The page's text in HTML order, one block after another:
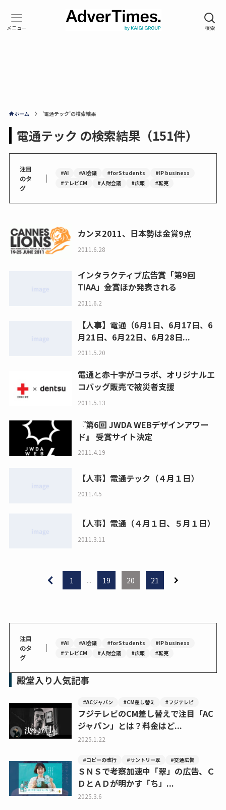
ホーム '電通テック'の検索結果
電通テック の検索結果（151件）
注目
のタ
グ
｜ #AI #AI会議 #forStudents
#IP business
#テレビCM
#人財会議 #広報 #転売
カンヌ2011、日本勢は金賞9点
2011.6.28
インタラクティブ広告賞「第9回
TIAA」金賞ほか発表される
2011.6.2
【人事】電通（6月1日、6月17日、6
月21日、6月22日、6月28日...
2011.5.20
電通と赤十字がコラボ、オリジナルエ
コバッグ販売で被災者支援
2011.5.13
『第6回 JWDA WEBデザインアワー
ド』 受賞サイト決定
2011.4.19
【人事】電通テック（４月１日）
2011.4.5
【人事】電通（４月１日、５月１日）
2011.3.11
1 ... 19 20 21
注目
のタ
グ
｜ #AI #AI会議 #forStudents
#IP business
#テレビCM
#人財会議 #広報 #転売
殿堂入り人気記事
#ACジャパン #CM差し替え #フジテレビ
フジテレビのCM差し替えで注目「AC
ジャパン」とは？料金はど...
2025.1.22
#コピーの改行 #サントリー翠 #交通広告
ＳＮＳで考察加速中「翠」の広告、Ｃ
ＤとＡＤが明かす「ち」...
2025.3.6